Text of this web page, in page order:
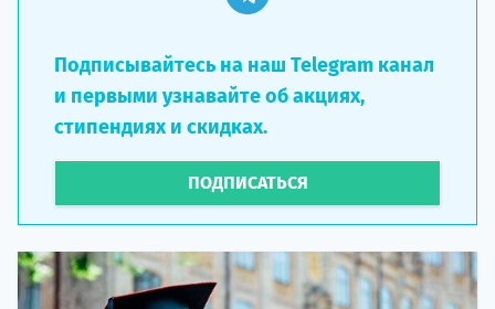
Подписывайтесь на наш Telegram канал
и первыми узнавайте об акциях,
стипендиях и скидках.
ПОДПИСАТЬСЯ